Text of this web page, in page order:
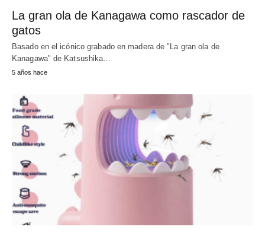
La gran ola de Kanagawa como rascador de
gatos
Basado en el icónico grabado en madera de "La gran ola de
Kanagawa" de Katsushika…
5 años hace